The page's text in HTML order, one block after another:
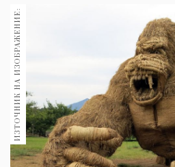
30+
Гурме
Пътувай
237
Здраве 389
ИЗТОЧНИК НА ИЗОБРАЖЕНИЕ: